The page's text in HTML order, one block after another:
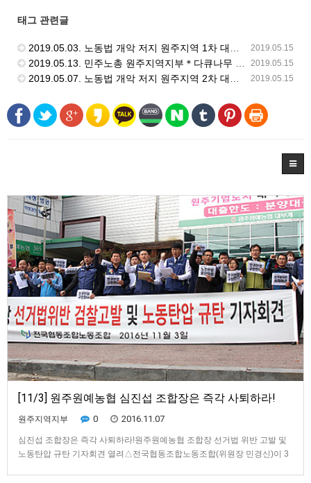
태그 관련글
2019.05.15
2019.05.03. 노동법 개악 저지 원주지역 1차 대시민 선전전
2019.05.15
2019.05.13. 민주노총 원주지역지부＊다큐나무 공동체 영화 상영회 '파업전야'
2019.05.15
2019.05.07. 노동법 개악 저지 원주지역 2차 대시민 선전전
[11/3] 원주원예농협 심진섭 조합장은 즉각 사퇴하라!
원주지역지부 0 2016.11.07
심진섭 조합장은 즉각 사퇴하라!원주원예농협 조합장 선거법 위반 고발 및
노동탄압 규탄 기자회견 열려​△전국협동조합노동조합(위원장 민경신)이 3